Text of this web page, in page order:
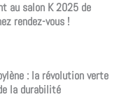
au salon K 2025 de
rendez-vous !
: la révolution verte
la durabilité